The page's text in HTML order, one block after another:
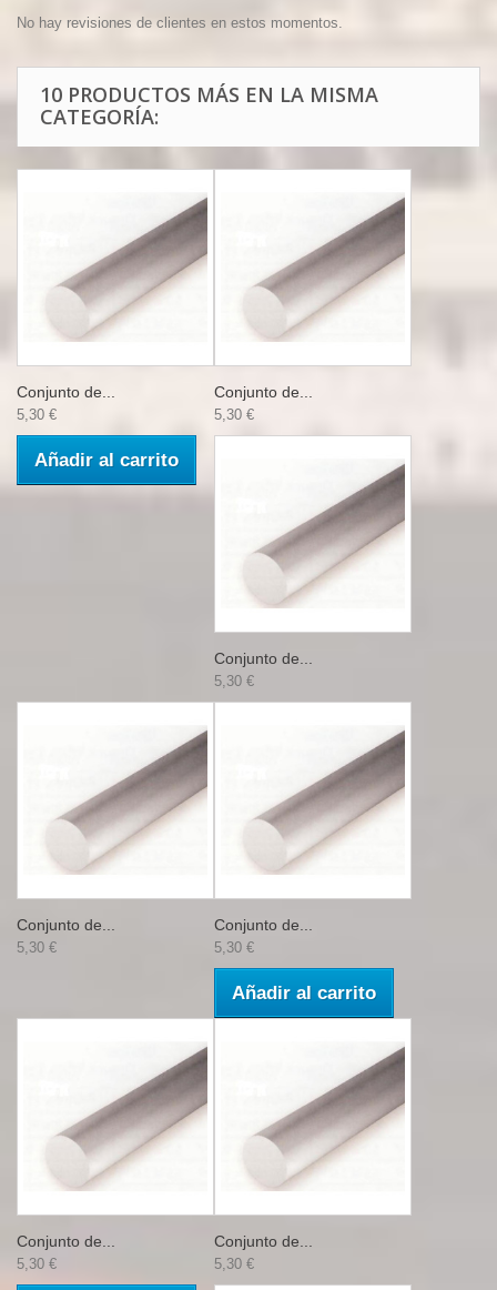
No hay revisiones de clientes en estos momentos.
10 PRODUCTOS MÁS EN LA MISMA
CATEGORÍA:
Conjunto de...
5,30 €
Añadir al carrito
Conjunto de...
5,30 €
Conjunto de...
5,30 €
Conjunto de...
5,30 €
Conjunto de...
5,30 €
Añadir al carrito
Conjunto de...
5,30 €
Conjunto de...
5,30 €